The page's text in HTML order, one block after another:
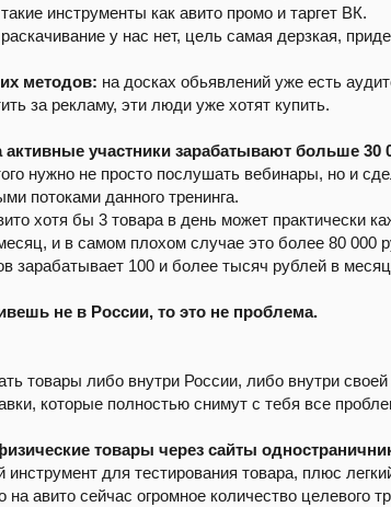
инструменты как авито промо и таргет ВК.
у нас нет, цель самая дерзкая,
методов: на досках обьявлений уже есть
за рекламу, эти люди уже хотят купить.
активные участники зарабатывают больше 30
нужно не просто послушать вебинары, но и
потоками данного тренинга.
хотя бы 3 товара в день может практически
и в самом плохом случае это более 80 000
зарабатывает 100 и более тысяч рублей в
не в России, то это не проблема.
товары либо внутри России, либо внутри
которые полностью снимут с тебя все
товары через сайты
инструмент для тестирования товара, плюс
на авито сейчас огромное количество целевого